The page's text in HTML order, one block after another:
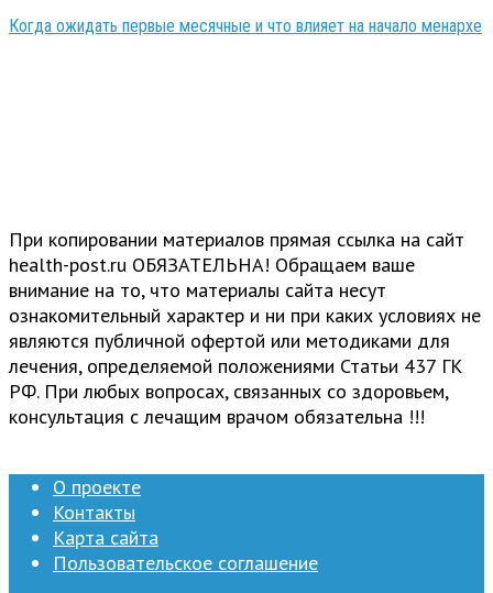
Когда ожидать первые месячные и что влияет на начало менархе
При копировании материалов прямая ссылка на сайт
health-post.ru ОБЯЗАТЕЛЬНА! Обращаем ваше
внимание на то, что материалы сайта несут
ознакомительный характер и ни при каких условиях не
являются публичной офертой или методиками для
лечения, определяемой положениями Статьи 437 ГК
РФ. При любых вопросах, связанных со здоровьем,
консультация с лечащим врачом обязательна !!!
О проекте
Контакты
Карта сайта
Пользовательское соглашение